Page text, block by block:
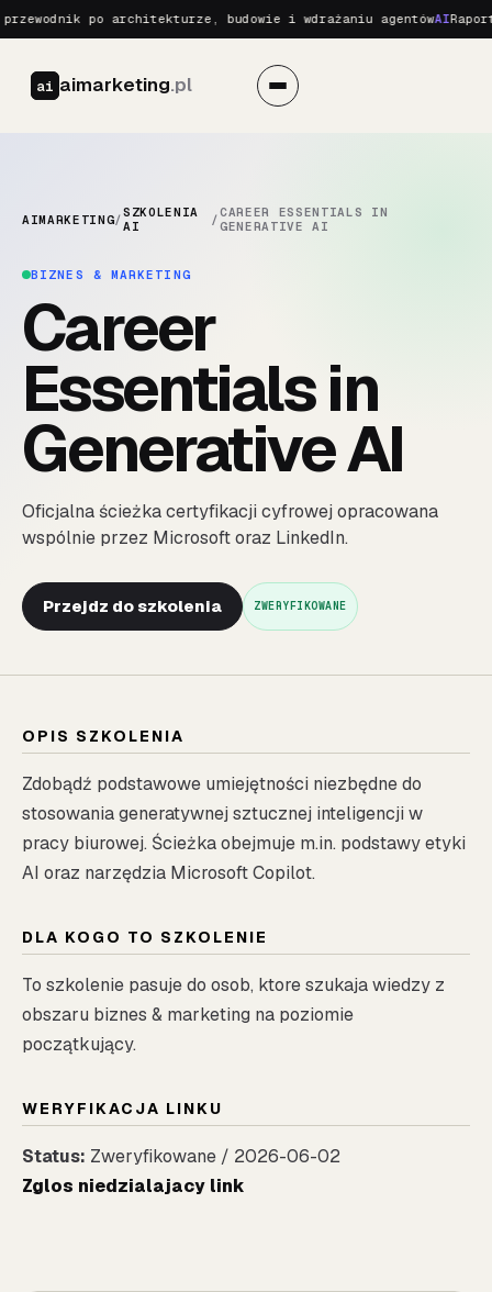
po architekturze, budowie i wdrażaniu agentówAIRaport
ai aimarketing.pl
AIMARKETING/SZKOLENIA
AI
/CAREER ESSENTIALS IN
GENERATIVE AI
BIZNES & MARKETING
Career
Essentials in
Generative AI
Oficjalna ścieżka certyfikacji cyfrowej opracowana
wspólnie przez Microsoft oraz LinkedIn.
Przejdz do szkolenia ZWERYFIKOWANE
OPIS SZKOLENIA
Zdobądź podstawowe umiejętności niezbędne do
stosowania generatywnej sztucznej inteligencji w
pracy biurowej. Ścieżka obejmuje m.in. podstawy etyki
AI oraz narzędzia Microsoft Copilot.
DLA KOGO TO SZKOLENIE
To szkolenie pasuje do osob, ktore szukaja wiedzy z
obszaru biznes & marketing na poziomie
początkujący.
WERYFIKACJA LINKU
Status: Zweryfikowane / 2026-06-02
Zglos niedzialajacy link